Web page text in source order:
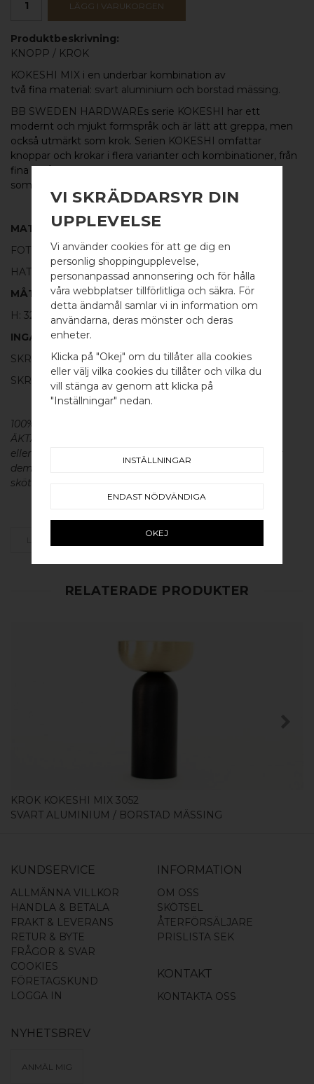
WELCOME TO
BB SWEDEN HARDWARE
Välj land / Choose country
LÄGG I VARUKORGEN
Produktbeskrivning:
KNOPP / KROK
KOKESHI MIX i en underbar kombination av
två fina material: svart aluminium och borstad mässing.
BB SWEDEN HARDWAREs serie KOKESHI
har ett
modernt och mjukt formspråk och är lätt att greppa, men
också utmärkt som krok. Serien KOKESHI
omfattar
knoppar och krokar i flera varianter och kombinationer, från
fina små knoppar till längre krokar samt
som
MATERIAL
FOT:
100% SVART ALUMINIUM
HATT:
100% BORSTAD MÄSSING
MÅTT
H: 32MM Ø: 30MM
INGÅR
SKRUV FÖR LUCKA: M4 X 25MM - 1 ST
SKRUVSTIFT FÖR VÄGG: M4 X 40MM - 1 ST
100% ÄKTA METALL - Alla våra beslag är tillverkade av
ÄKTA massiv mässing, koppar, rostfritt stål
eller aluminium utan metallisk ytbehandling, vilket ger
dem en väldigt lång livslängd och vacker patina. För
skötsel av våra produkter läs mer
RELATERADE PRODUKTER
KROK KOKESHI MIX 3052
SVART ALUMINIUM / BORSTAD MÄSSING
KUNDSERVICE
ALLMÄNNA VILLKOR
HANDLA & BETALA
FRAKT & LEVERANS
RETUR & BYTE
FRÅGOR & SVAR
COOKIES
FÖRETAGSKUND
LOGGA IN
INFORMATION
OM OSS
SKÖTSEL
ÅTERFÖRSÄLJARE
PRISLISTA SEK
KONTAKT
KONTAKTA OSS
NYHETSBREV
ANMÄL MIG
VI SKRÄDDARSYR DIN
UPPLEVELSE
Vi använder cookies för att ge dig en
personlig shoppingupplevelse,
personanpassad annonsering och för hålla
våra webbplatser tillförlitliga och säkra. För
detta ändamål samlar vi in information om
användarna, deras mönster och deras
enheter.
Klicka på "Okej" om du tillåter alla cookies
eller välj vilka cookies du tillåter och vilka du
vill stänga av genom att klicka på
"Inställningar" nedan.
INSTÄLLNINGAR
ENDAST NÖDVÄNDIGA
OKEJ